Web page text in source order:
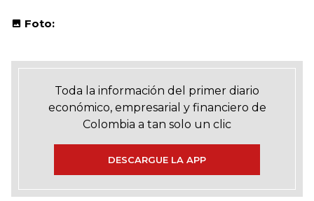
Foto:
Toda la información del primer diario
económico, empresarial y financiero de
Colombia a tan solo un clic
DESCARGUE LA APP